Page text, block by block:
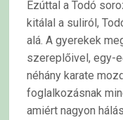
Ezúttal a Todó
kitálal a suliról,
alá. A gyerekek
szereplőivel, egy-
néhány karate
foglalkozásnak
amiért nagyon